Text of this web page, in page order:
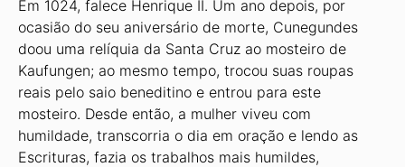
Em 1024, falece Henrique II. Um ano depois, por
ocasião do seu aniversário de morte, Cunegundes
doou uma relíquia da Santa Cruz ao mosteiro de
Kaufungen; ao mesmo tempo, trocou suas roupas
reais pelo saio beneditino e entrou para este
mosteiro. Desde então, a mulher viveu com
humildade, transcorria o dia em oração e lendo as
Escrituras, fazia os trabalhos mais humildes,